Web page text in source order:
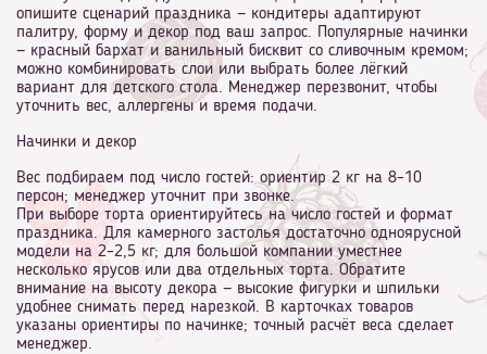
опишите сценарий праздника — кондитеры адаптируют
палитру, форму и декор под ваш запрос. Популярные начинки
— красный бархат и ванильный бисквит со сливочным кремом;
можно комбинировать слои или выбрать более лёгкий
вариант для детского стола. Менеджер перезвонит, чтобы
уточнить вес, аллергены и время подачи.
Начинки и декор
Вес подбираем под число гостей: ориентир 2 кг на 8–10
персон; менеджер уточнит при звонке.
При выборе торта ориентируйтесь на число гостей и формат
праздника. Для камерного застолья достаточно одноярусной
модели на 2–2,5 кг; для большой компании уместнее
несколько ярусов или два отдельных торта. Обратите
внимание на высоту декора — высокие фигурки и шпильки
удобнее снимать перед нарезкой. В карточках товаров
указаны ориентиры по начинке; точный расчёт веса сделает
менеджер.